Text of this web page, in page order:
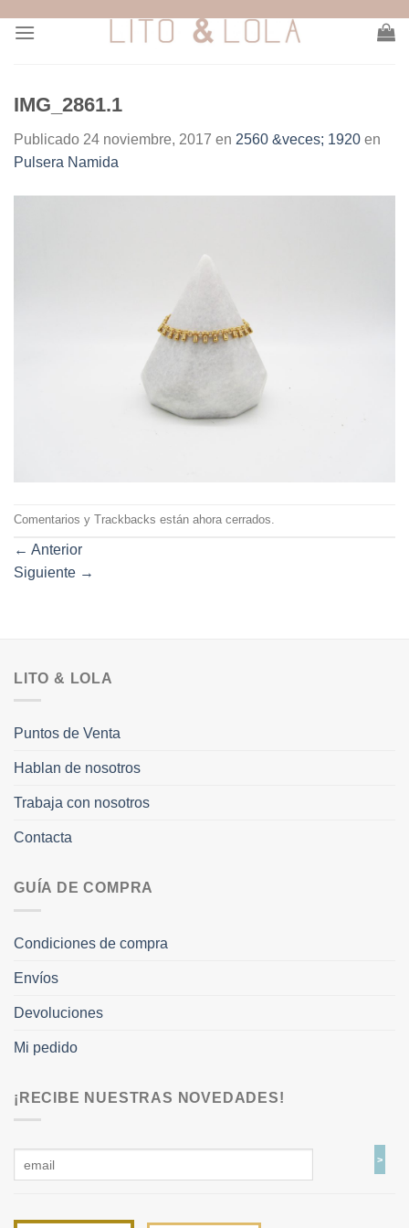
IMG_2861.1
Publicado 24 noviembre, 2017 en 2560 &veces; 1920 en
Pulsera Namida
Comentarios y Trackbacks están ahora cerrados.
← Anterior
Siguiente →
LITO & LOLA
Puntos de Venta
Hablan de nosotros
Trabaja con nosotros
Contacta
GUÍA DE COMPRA
Condiciones de compra
Envíos
Devoluciones
Mi pedido
¡RECIBE NUESTRAS NOVEDADES!